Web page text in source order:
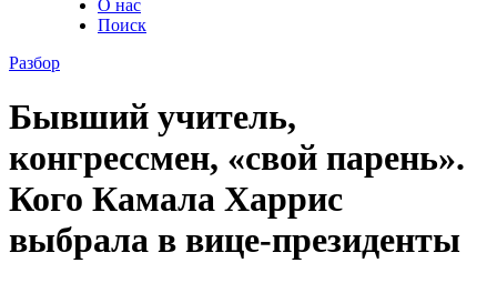
О нас
Поиск
Разбор
Бывший учитель,
конгрессмен, «свой парень».
Кого Камала Харрис
выбрала в вице-президенты